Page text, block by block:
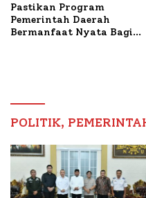
Pastikan Program
Pemerintah Daerah
Bermanfaat Nyata Bagi
POLITIK,